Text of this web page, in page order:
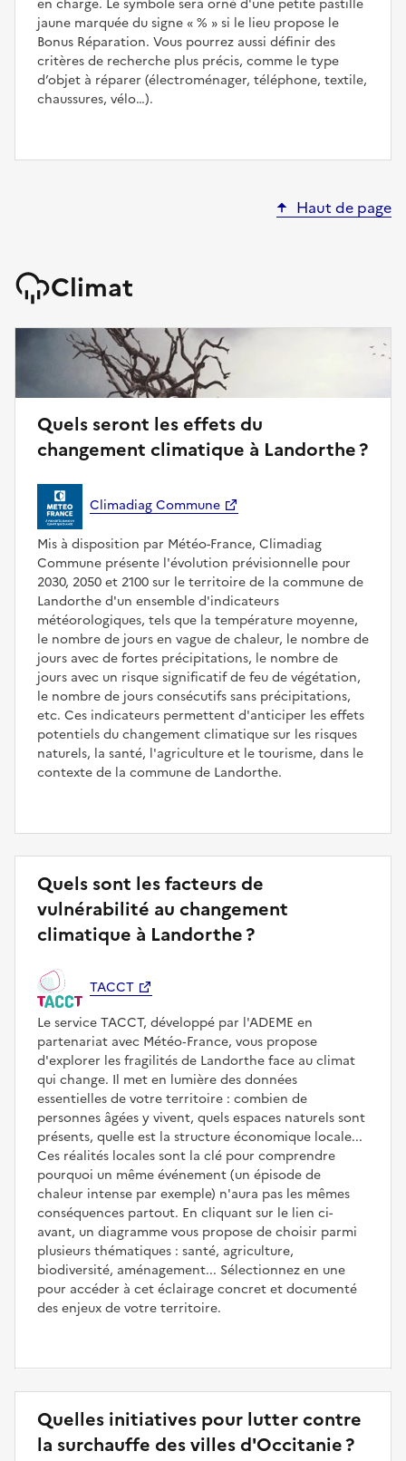
jaune marquée du signe
%
si le lieu propose le
Bonus Réparation. Vous pourrez aussi définir des
critères de recherche plus précis, comme le type
d’objet à réparer (électroménager, téléphone, textile,
chaussures, vélo…).
Haut de page
Climat
Quels seront les effets du
changement climatique à Landorthe ?
Climadiag Commune
Mis à disposition par Météo-France, Climadiag
Commune présente l'évolution prévisionnelle pour
2030, 2050 et 2100 sur le territoire de la commune de
Landorthe d'un ensemble d'indicateurs
météorologiques, tels que la température moyenne,
le nombre de jours en vague de chaleur, le nombre de
jours avec de fortes précipitations, le nombre de
jours avec un risque significatif de feu de végétation,
le nombre de jours consécutifs sans précipitations,
etc. Ces indicateurs permettent d'anticiper les effets
potentiels du changement climatique sur les risques
naturels, la santé, l'agriculture et le tourisme, dans le
contexte de la commune de Landorthe.
Quels sont les facteurs de
vulnérabilité au changement
climatique à Landorthe ?
TACCT
Le service TACCT, développé par l'ADEME en
partenariat avec Météo‑France, vous propose
d'explorer les fragilités de Landorthe face au climat
qui change. Il met en lumière des données
essentielles de votre territoire : combien de
personnes âgées y vivent, quels espaces naturels sont
présents, quelle est la structure économique locale...
Ces réalités locales sont la clé pour comprendre
pourquoi un même événement (un épisode de
chaleur intense par exemple) n'aura pas les mêmes
conséquences partout. En cliquant sur le lien ci-
avant, un diagramme vous propose de choisir parmi
plusieurs thématiques : santé, agriculture,
biodiversité, aménagement... Sélectionnez en une
pour accéder à cet éclairage concret et documenté
des enjeux de votre territoire.
Quelles initiatives pour lutter contre
la surchauffe des villes d'Occitanie ?